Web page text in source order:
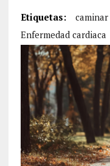
Etiquetas: caminar
Enfermedad cardiaca